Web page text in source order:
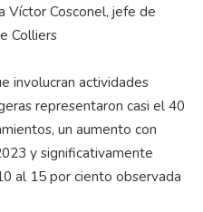
Víctor Cosconel, jefe de
Colliers
involucran actividades
representaron casi el 40
un aumento con
y significativamente
al 15 por ciento observada